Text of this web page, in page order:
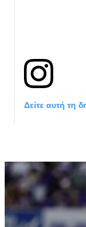
Δείτε αυτή τη